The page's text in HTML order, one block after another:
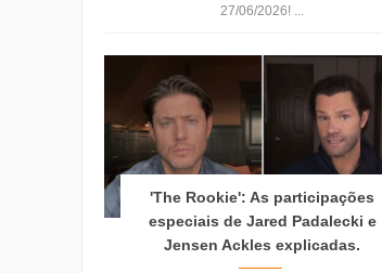
27/06/2026! ...
'The Rookie': As participações
especiais de Jared Padalecki e
Jensen Ackles explicadas.